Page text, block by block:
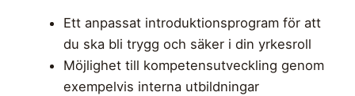
Ett anpassat introduktionsprogram för att
du ska bli trygg och säker i din yrkesroll
Möjlighet till kompetensutveckling genom
exempelvis interna utbildningar